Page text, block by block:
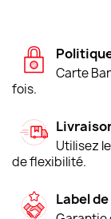
Carte
fois.
Utilisez
de flexibilité.
Label